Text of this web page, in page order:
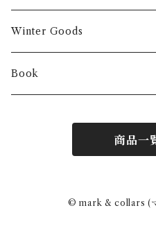
Winter Goods
Book
商品一
© mark & collars (マ